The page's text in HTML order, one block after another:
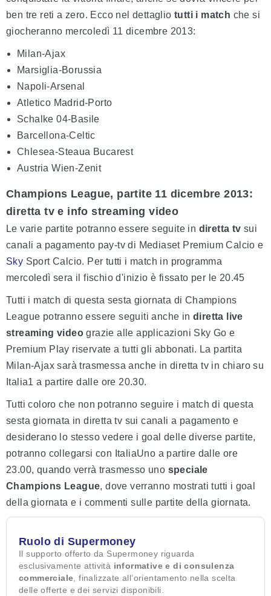
ben tre reti a zero. Ecco nel dettaglio tutti i match che si
giocheranno mercoledì 11 dicembre 2013:
Milan-Ajax
Marsiglia-Borussia
Napoli-Arsenal
Atletico Madrid-Porto
Schalke 04-Basile
Barcellona-Celtic
Chlesea-Steaua Bucarest
Austria Wien-Zenit
Champions League, partite 11 dicembre 2013:
diretta tv e info streaming video
Le varie partite potranno essere seguite in diretta tv sui
canali a pagamento pay-tv di Mediaset Premium Calcio e
Sky Sport Calcio. Per tutti i match in programma
mercoledì sera il fischio d'inizio è fissato per le 20.45
Tutti i match di questa sesta giornata di Champions
League potranno essere seguiti anche in diretta live
streaming video grazie alle applicazioni Sky Go e
Premium Play riservate a tutti gli abbonati. La partita
Milan-Ajax sarà trasmessa anche in diretta tv in chiaro su
Italia1 a partire dalle ore 20.30.
Tutti coloro che non potranno seguire i match di questa
sesta giornata in diretta tv sui canali a pagamento e
desiderano lo stesso vedere i goal delle diverse partite,
potranno collegarsi con ItaliaUno a partire dalle ore
23.00, quando verrà trasmesso uno speciale
Champions League, dove verranno mostrati tutti i goal
della giornata e i commenti sulle partite della giornata.
Ruolo di Supermoney
Il supporto offerto da Supermoney riguarda
esclusivamente attività informative e di consulenza
commerciale , finalizzate all’orientamento nella scelta
delle offerte e dei servizi disponibili.